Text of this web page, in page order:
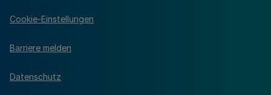
Cookie-Einstellungen
Barriere melden
Datenschutz